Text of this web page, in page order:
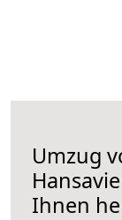
Umzug
Ihnen